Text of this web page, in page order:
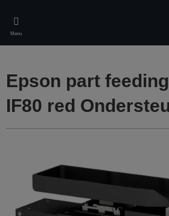
main
content
Menu
Epson part
IF80 red